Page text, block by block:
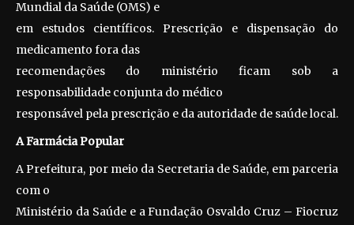
Mundial da Saúde (OMS) e
em estudos científicos. Prescrição e dispensação do
medicamento fora das
recomendações do ministério ficam sob a
responsabilidade conjunta do médico
responsável pela prescrição e da autoridade de saúde local.
A Farmácia Popular
A Prefeitura, por meio da Secretaria de Saúde, em parceria
com o
Ministério da Saúde e a Fundação Osvaldo Cruz – Fiocruz